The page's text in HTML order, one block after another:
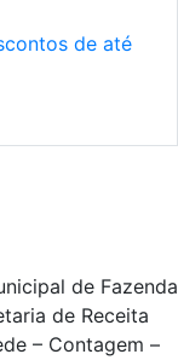
de até
de Fazenda
de Receita
– Contagem –